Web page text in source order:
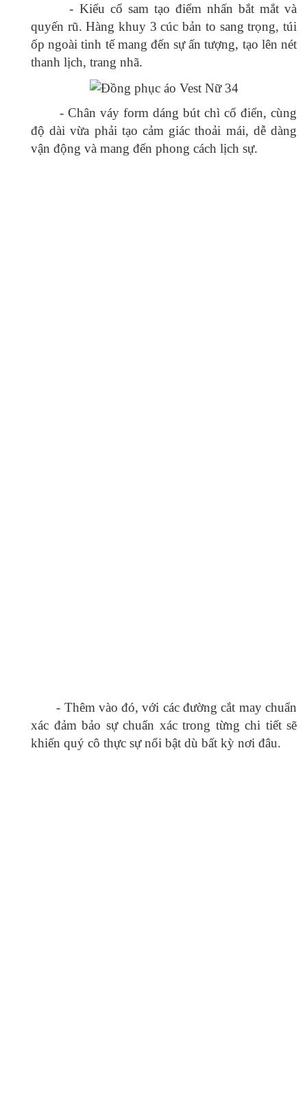
- Kiểu cổ sam tạo điểm nhấn bắt mắt và
quyến rũ. Hàng khuy 3 cúc bản to sang trọng, túi
ốp ngoài tinh tế mang đến sự ấn tượng, tạo lên nét
thanh lịch, trang nhã.
- Chân váy form dáng bút chì cổ điển, cùng
độ dài vừa phải tạo cảm giác thoải mái, dễ dàng
vận động và mang đến phong cách lịch sự.